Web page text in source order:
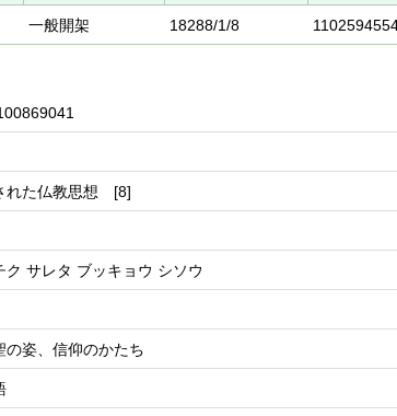
一般開架 18288/1/8
れた仏教思想 [8]
ク サレタ ブッキョウ シソウ
の姿、信仰のかたち